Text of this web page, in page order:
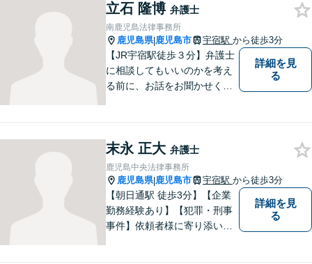
いく解決になるよう、精一杯
尽力いたします。【対応分野
多数！】
立石 隆博 弁護士
南鹿児島法律事務所
鹿児島県|鹿児島市 宇宿駅 から徒歩3分
【JR宇宿駅徒歩３分】弁護士
に相談してもいいのかを考え
る前に、お話をお聞かせくだ
をご提案いたします。
詳細を見
る
末永 正大 弁護士
鹿児島中央法律事務所
鹿児島県|鹿児島市 宇宿駅 から徒歩3分
【朝日通駅 徒歩3分】【企業
勤務経験あり】【犯罪・刑事
事件】依頼者様に寄り添い、
詳細を見
る